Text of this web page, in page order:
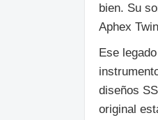
bien. Su
Aphex
Ese
diseños
original